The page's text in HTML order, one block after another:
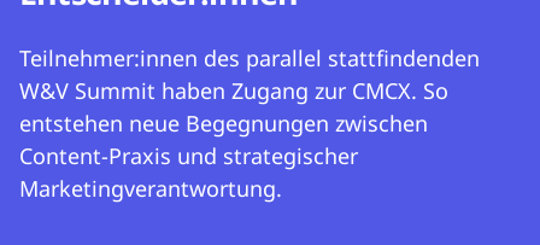
Teilnehmer:innen des parallel stattfindenden
W&V Summit haben Zugang zur CMCX. So
entstehen neue Begegnungen zwischen
Content-Praxis und strategischer
Marketingverantwortung.